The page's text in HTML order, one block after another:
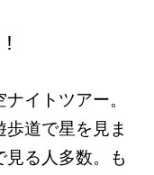
イトツアー。
道で星を見ま
る人多数。も